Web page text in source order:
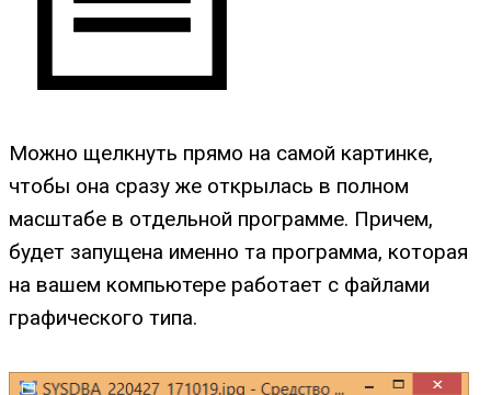
Можно щелкнуть прямо на самой картинке,
чтобы она сразу же открылась в полном
масштабе в отдельной программе. Причем,
будет запущена именно та программа, которая
на вашем компьютере работает с файлами
графического типа.